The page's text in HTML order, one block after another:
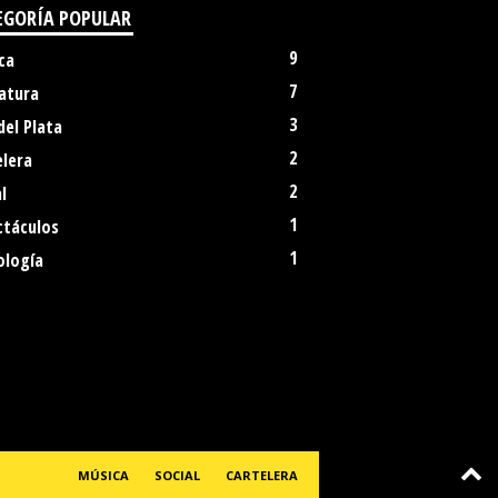
POPULAR
9
7
Plata
3
2
2
1
1
MÚSICA SOCIAL CARTELERA